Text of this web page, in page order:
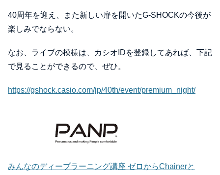
40周年を迎え、また新しい扉を開いたG-SHOCKの今後が
楽しみでならない。
なお、ライブの模様は、カシオIDを登録してあれば、下記
で見ることができるので、ぜひ。
https://gshock.casio.com/jp/40th/event/premium_night/
みんなのディープラーニング講座 ゼロからChainerと